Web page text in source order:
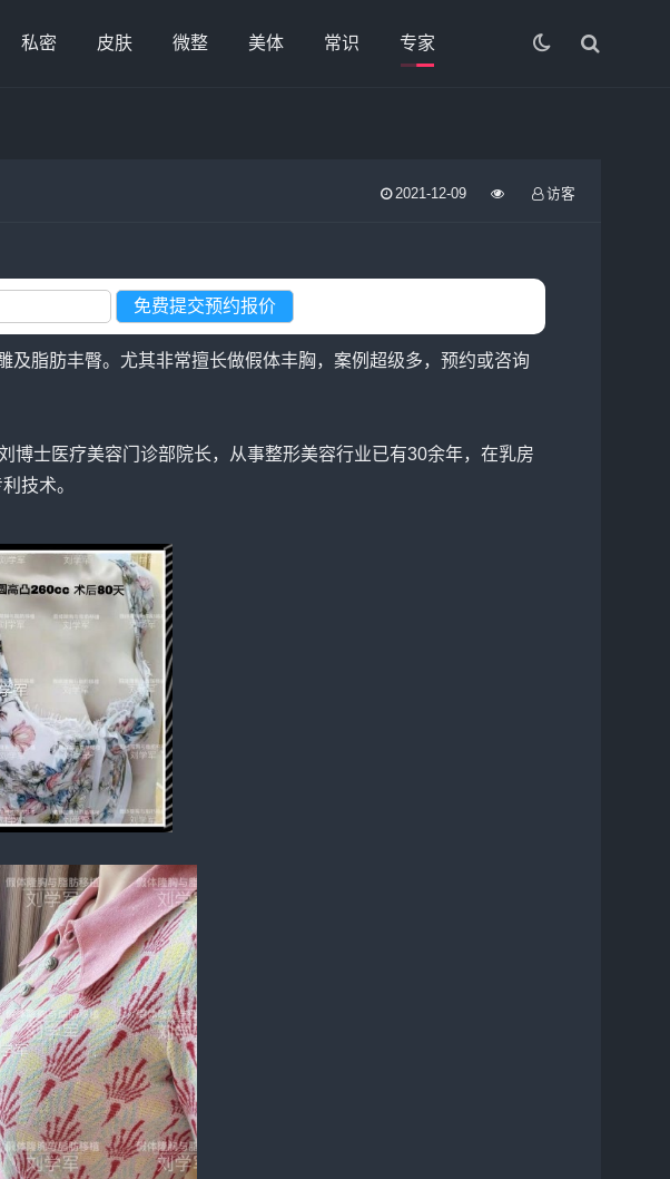
私密 皮肤 微整 美体 常识 专家
2021-12-09 访客
脂肪丰臀。尤其非常擅长做假体丰胸，案例超级多，预约或咨询
士医疗美容门诊部院长，从事整形美容行业已有30余年，在乳房
技术。